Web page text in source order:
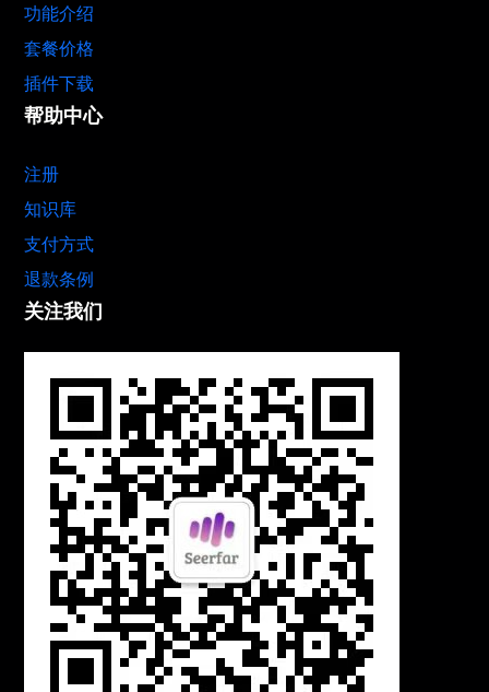
功能介绍
套餐价格
插件下载
帮助中心
注册
知识库
支付方式
退款条例
关注我们